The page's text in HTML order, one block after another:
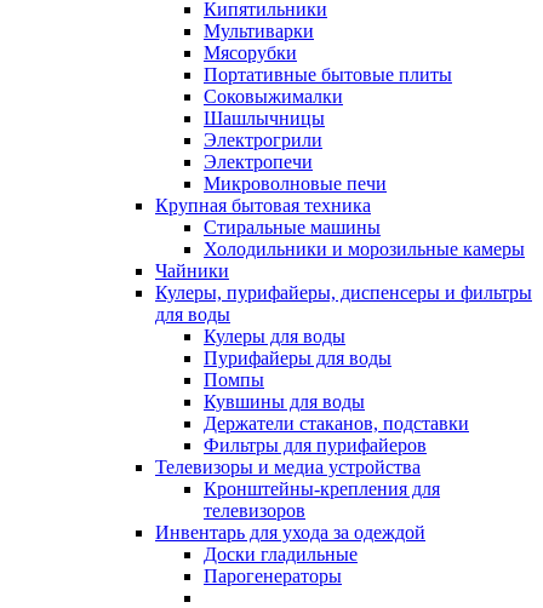
Кипятильники
Мультиварки
Мясорубки
Портативные бытовые плиты
Соковыжималки
Шашлычницы
Электрогрили
Электропечи
Микроволновые печи
Крупная бытовая техника
Стиральные машины
Холодильники и морозильные камеры
Чайники
Кулеры, пурифайеры, диспенсеры и фильтры
для воды
Кулеры для воды
Пурифайеры для воды
Помпы
Кувшины для воды
Держатели стаканов, подставки
Фильтры для пурифайеров
Телевизоры и медиа устройства
Кронштейны-крепления для
телевизоров
Инвентарь для ухода за одеждой
Доски гладильные
Парогенераторы